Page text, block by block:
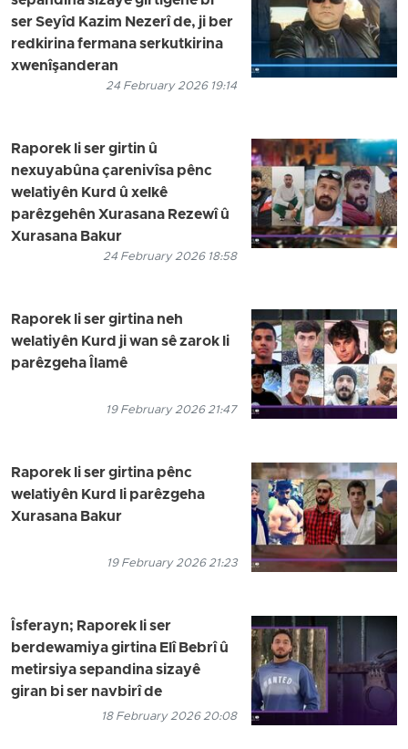
ser Seyîd Kazim Nezerî de, ji ber
redkirina fermana serkutkirina
xwenîşanderan
24 February 2026 19:14
Raporek li ser girtin û
nexuyabûna çarenivîsa pênc
welatiyên Kurd û xelkê
parêzgehên Xurasana Rezewî û
Xurasana Bakur
24 February 2026 18:58
Raporek li ser girtina neh
welatiyên Kurd ji wan sê zarok li
parêzgeha Îlamê
19 February 2026 21:47
Raporek li ser girtina pênc
welatiyên Kurd li parêzgeha
Xurasana Bakur
19 February 2026 21:23
Îsferayn; Raporek li ser
berdewamiya girtina Elî Bebrî û
metirsiya sepandina sizayê
giran bi ser navbirî de
18 February 2026 20:08